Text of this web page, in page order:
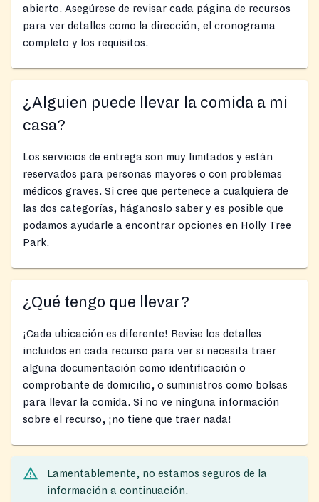
abierto. Asegúrese de revisar cada página de recursos
para ver detalles como la dirección, el cronograma
completo y los requisitos.
¿Alguien puede llevar la comida a mi
casa?
Los servicios de entrega son muy limitados y están
reservados para personas mayores o con problemas
médicos graves. Si cree que pertenece a cualquiera de
las dos categorías, háganoslo saber y es posible que
podamos ayudarle a encontrar opciones en Holly Tree
Park.
¿Qué tengo que llevar?
¡Cada ubicación es diferente! Revise los detalles
incluidos en cada recurso para ver si necesita traer
alguna documentación como identificación o
comprobante de domicilio, o suministros como bolsas
para llevar la comida. Si no ve ninguna información
sobre el recurso, ¡no tiene que traer nada!
Lamentablemente, no estamos seguros de la
información a continuación.